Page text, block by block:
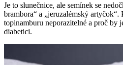
Je to slunečnice, ale semínek se
brambora“ a „jeruzalémský artyčok“.
topinamburu neporazitelné a proč by
diabetici.